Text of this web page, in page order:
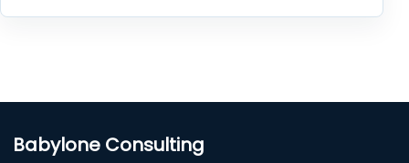
Babylone Consulting